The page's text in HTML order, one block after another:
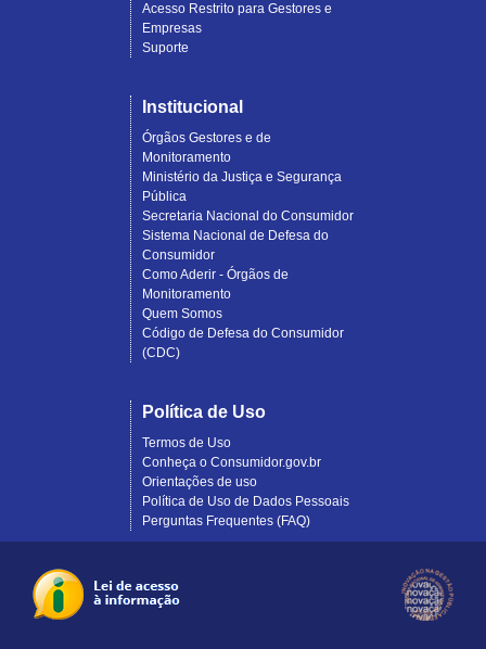
Acesso Restrito para Gestores e
Empresas
Suporte
Institucional
Órgãos Gestores e de
Monitoramento
Ministério da Justiça e Segurança
Pública
Secretaria Nacional do Consumidor
Sistema Nacional de Defesa do
Consumidor
Como Aderir - Órgãos de
Monitoramento
Quem Somos
Código de Defesa do Consumidor
(CDC)
Política de Uso
Termos de Uso
Conheça o Consumidor.gov.br
Orientações de uso
Política de Uso de Dados Pessoais
Perguntas Frequentes (FAQ)